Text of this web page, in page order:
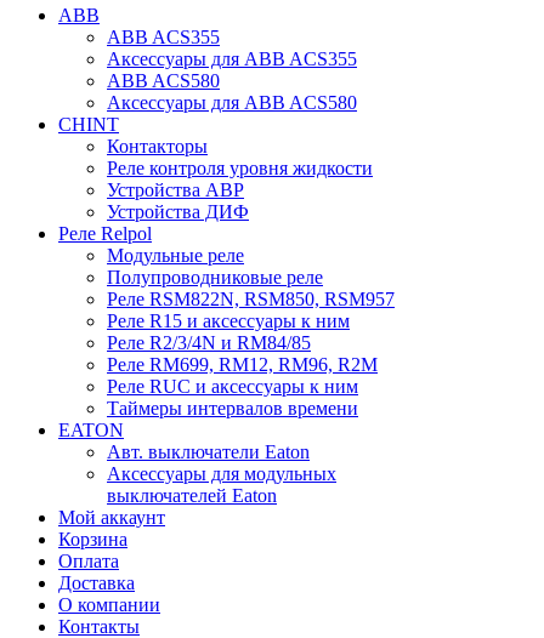
ABB
ABB ACS355
Аксессуары для ABB ACS355
ABB ACS580
Аксессуары для ABB ACS580
CHINT
Контакторы
Реле контроля уровня жидкости
Устройства АВР
Устройства ДИФ
Реле Relpol
Модульные реле
Полупроводниковые реле
Реле RSM822N, RSM850, RSM957
Реле R15 и аксессуары к ним
Реле R2/3/4N и RM84/85
Реле RM699, RM12, RM96, R2M
Реле RUC и аксессуары к ним
Таймеры интервалов времени
EATON
Авт. выключатели Eaton
Аксессуары для модульных
выключателей Eaton
Мой аккаунт
Корзина
Оплата
Доставка
О компании
Контакты